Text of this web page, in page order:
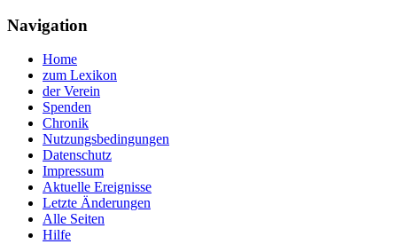
Navigation
Home
zum Lexikon
der Verein
Spenden
Chronik
Nutzungsbedingungen
Datenschutz
Impressum
Aktuelle Ereignisse
Letzte Änderungen
Alle Seiten
Hilfe